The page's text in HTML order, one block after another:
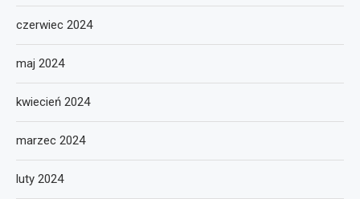
czerwiec 2024
maj 2024
kwiecień 2024
marzec 2024
luty 2024